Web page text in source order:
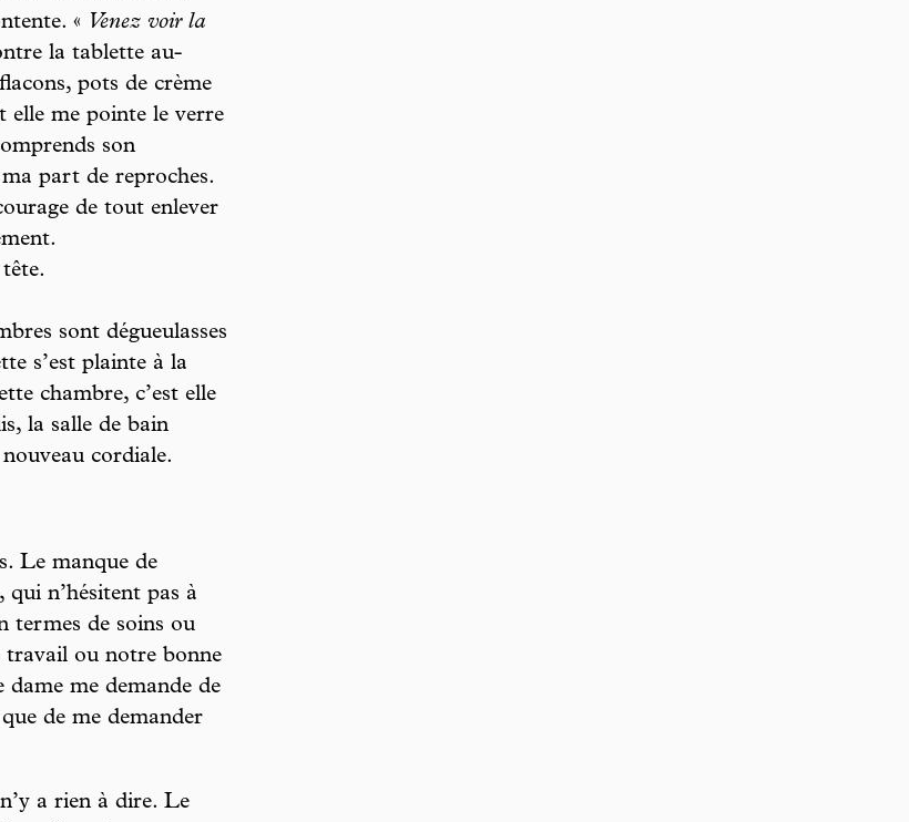
« Venez voir la
la tablette au-
pots de crème
elle me pointe le verre
son
part de reproches.
de tout enlever
sont dégueulasses
s’est plainte à la
chambre, c’est elle
la salle de bain
cordiale.
Le manque de
qui n’hésitent pas à
termes de soins ou
travail ou notre bonne
dame me demande de
de me demander
a rien à dire. Le